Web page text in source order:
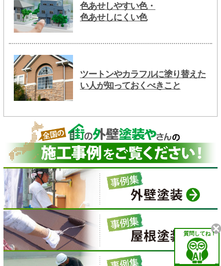
色あせしやすい色・
色あせしにくい色
ツートンやカラフルに塗り替えた
い人が知っておくべきこと
質問してね！